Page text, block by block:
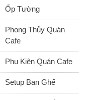
Ốp Tường
Phong Thủy Quán
Cafe
Phụ Kiện Quán Cafe
Setup Ban Ghế